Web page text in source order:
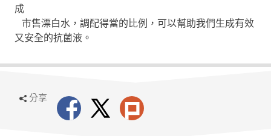
成
市售漂白水，調配得當的比例，可以幫助我們生成有效
又安全的抗菌液。
分享